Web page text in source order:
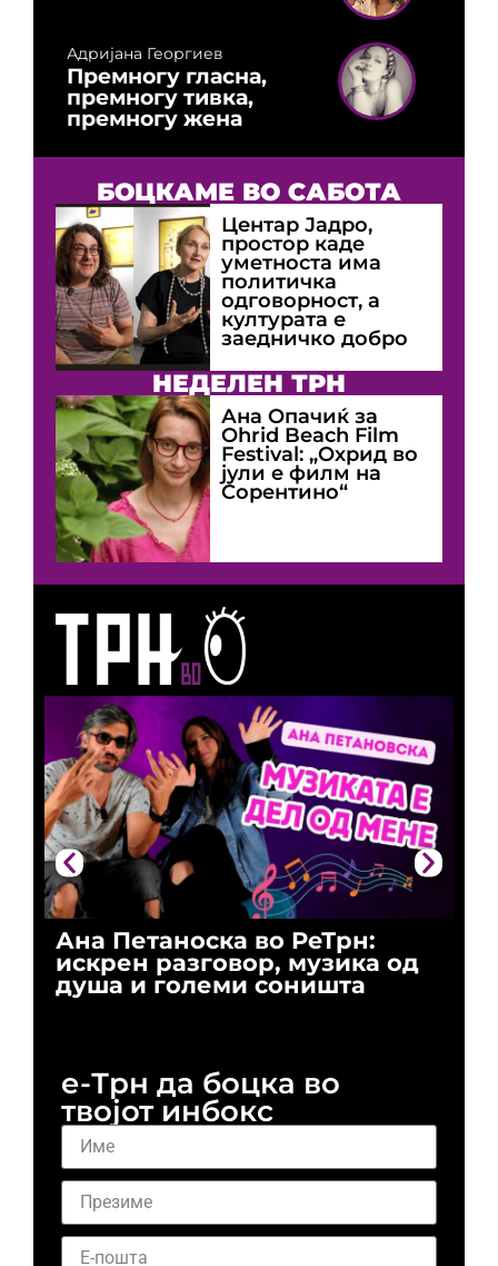
Ана Петаноска во РеТрн:
искрен разговор, музика од
душа и големи соништа
Адријана Георгиев
Премногу гласна,
премногу тивка,
премногу жена
БОЦКАМЕ ВО САБОТА
Центар Јадро,
простор каде
уметноста има
политичка
одговорност, а
културата е
заедничко добро
НЕДЕЛЕН ТРН
Ана Опачиќ за
Оhrid Beach Film
Festival: „Охрид во
јули е филм на
Сорентино“
е-Трн да боцка во
твојот инбокс